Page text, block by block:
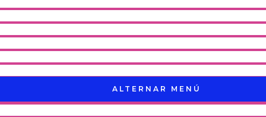
ALTERNAR MENÚ